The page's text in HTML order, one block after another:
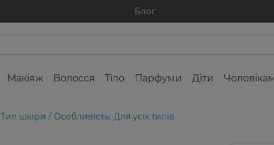
Блог
Макіяж Волосся Тіло Парфуми Діти Чоловікам
Тип шкіри / Особливість: Для усіх типів